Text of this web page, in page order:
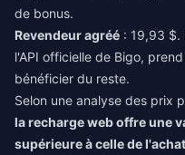
de bonus.
Revendeur agréé : 19,93 $.
l'API officielle de Bigo,
bénéficier du reste.
Selon une analyse des prix
la recharge web offre une
supérieure à celle de